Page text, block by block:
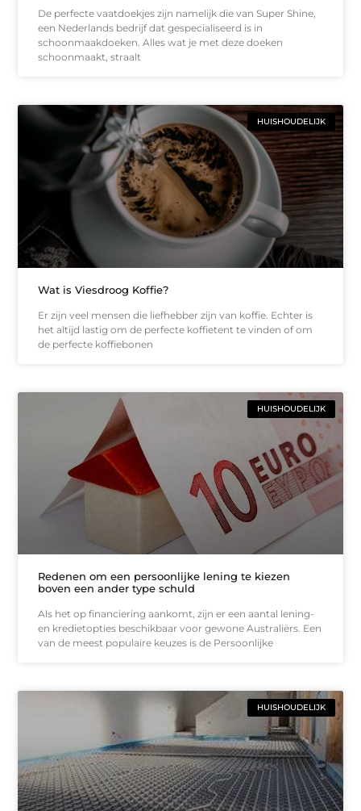
De perfecte vaatdoekjes zijn namelijk die van Super Shine,
een Nederlands bedrijf dat gespecialiseerd is in
schoonmaakdoeken. Alles wat je met deze doeken
schoonmaakt, straalt
HUISHOUDELIJK
Wat is Viesdroog Koffie?
Er zijn veel mensen die liefhebber zijn van koffie. Echter is
het altijd lastig om de perfecte koffietent te vinden of om
de perfecte koffiebonen
HUISHOUDELIJK
Redenen om een persoonlijke lening te kiezen
boven een ander type schuld
Als het op financiering aankomt, zijn er een aantal lening-
en kredietopties beschikbaar voor gewone Australiërs. Een
van de meest populaire keuzes is de Persoonlijke
HUISHOUDELIJK